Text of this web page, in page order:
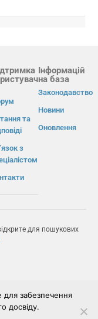
та
з
Інформацій
на база
Законодавство
Новини
Оновлення
для пошукових
забезпечення
досвіду.